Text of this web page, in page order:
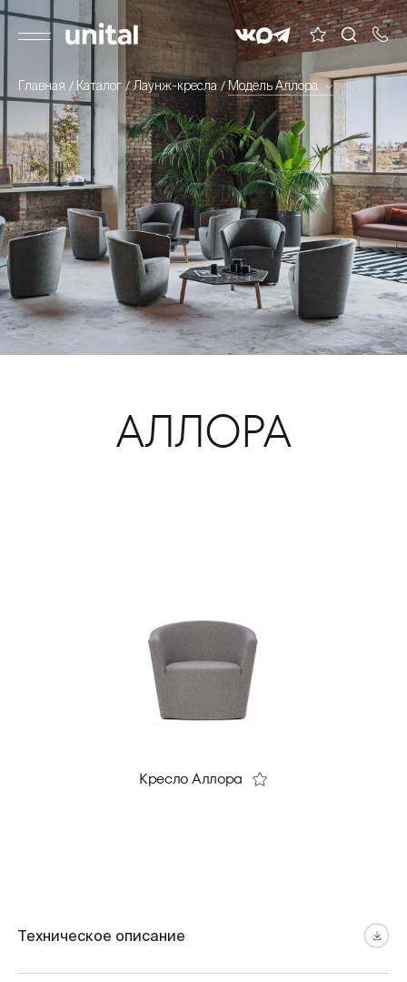
Главная Каталог Лаунж-кресла Модель Аллора
АЛЛОРА
Кресло Аллора
Техническое описание